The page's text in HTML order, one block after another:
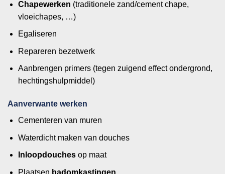
Chapewerken (traditionele zand/cement chape,
vloeichapes, …)
Egaliseren
Repareren bezetwerk
Aanbrengen primers (tegen zuigend effect ondergrond,
hechtingshulpmiddel)
Aanverwante werken
Cementeren van muren
Waterdicht maken van douches
Inloopdouches op maat
Plaatsen badomkastingen